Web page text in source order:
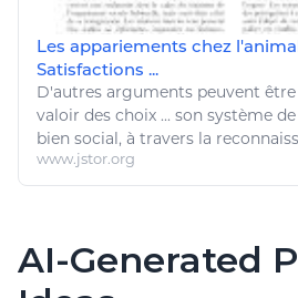
Les appariements chez
Satisfactions ...
D'autres arguments peuvent être
valoir des choix ... son système
bien social, à travers la
www.jstor.org
AI-Generated